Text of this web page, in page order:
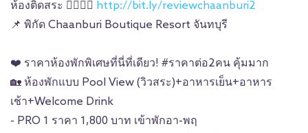
ห้องติดสระ 👉🏼👉🏼 http://bit.ly/reviewchaanburi2
📌 พิกัด Chaanburi Boutique Resort จันทบุรี
❤️ ราคาห้องพักพิเศษที่นี่ที่เดียว! #ราคาต่อ2คน คุ้มมาก
🏡 ห้องพักแบบ Pool View (วิวสระ)+อาหารเย็น+อาหาร
เช้า+Welcome Drink
- PRO 1 ราคา 1,800 บาท เข้าพักอา-พฤ